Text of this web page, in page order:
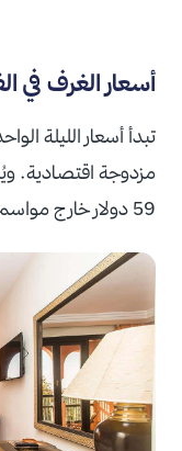
أسعار الغرف في
مزدوجة اقتصادية.
59 دولار خارج مواسم الروّاج.